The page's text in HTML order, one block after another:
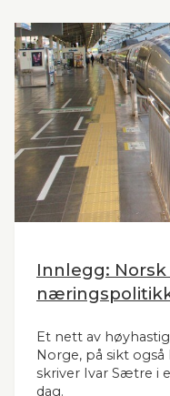
vanskelig for å se.
sekretær i
kronikken sin i
Innlegg:
Et nett av
Norge, på sikt
skriver Ivar Sætre i
dag.